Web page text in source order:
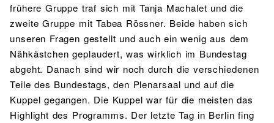
frühere Gruppe traf sich mit Tanja Machalet und die
zweite Gruppe mit Tabea Rössner. Beide haben sich
unseren Fragen gestellt und auch ein wenig aus dem
Nähkästchen geplaudert, was wirklich im Bundestag
abgeht. Danach sind wir noch durch die verschiedenen
Teile des Bundestags, den Plenarsaal und auf die
Kuppel gegangen. Die Kuppel war für die meisten das
Highlight des Programms. Der letzte Tag in Berlin fing